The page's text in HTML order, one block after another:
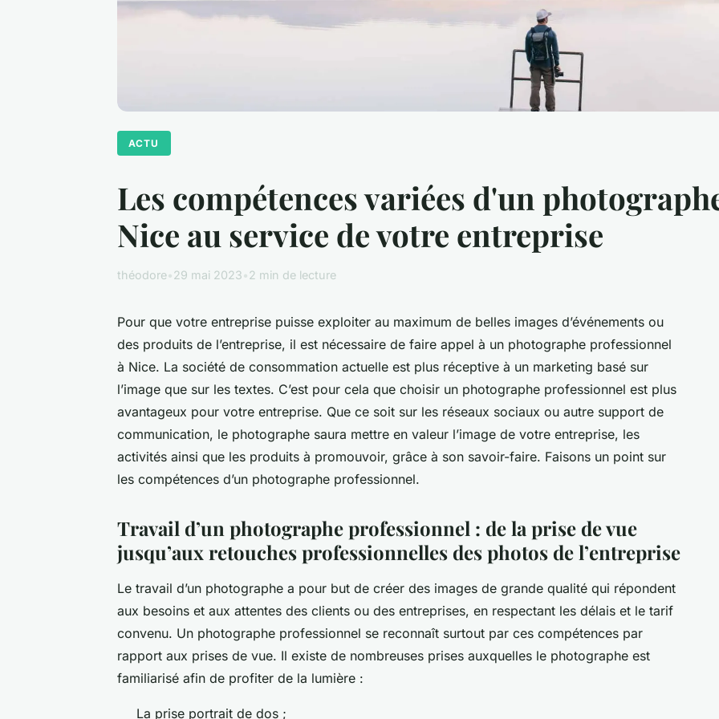
ACTU
Les compétences variées d'un
Nice au service de votre entreprise
théodore•29 mai 2023•2 min de lecture
Pour que votre entreprise puisse exploiter au maximum de belles images d’événements ou
des produits de l’entreprise, il est nécessaire de faire appel à un photographe professionnel
à Nice. La société de consommation actuelle est plus réceptive à un marketing basé sur
l’image que sur les textes. C’est pour cela que choisir un photographe professionnel est plus
avantageux pour votre entreprise. Que ce soit sur les réseaux sociaux ou autre support de
communication, le photographe saura mettre en valeur l’image de votre entreprise, les
activités ainsi que les produits à promouvoir, grâce à son savoir-faire. Faisons un point sur
les compétences d’un photographe professionnel.
Travail d’un photographe professionnel : de la prise de vue
jusqu’aux retouches professionnelles des photos de l’entreprise
Le travail d’un photographe a pour but de créer des images de grande qualité qui répondent
aux besoins et aux attentes des clients ou des entreprises, en respectant les délais et le tarif
convenu. Un photographe professionnel se reconnaît surtout par ces compétences par
rapport aux prises de vue. Il existe de nombreuses prises auxquelles le photographe est
familiarisé afin de profiter de la lumière :
La prise portrait de dos ;